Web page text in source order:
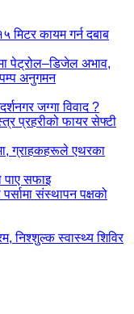
मिटर कायम गर्न दबाब
पेट्रोल–डिजेल अभाव,
अनुगमन
जग्गा विवाद ?
प्रहरीको फायर सेफ्टी
ग्राहकहरूले एथरका
पाए सफाइ
संस्थापन पक्षको
निश्शुल्क स्वास्थ्य शिविर